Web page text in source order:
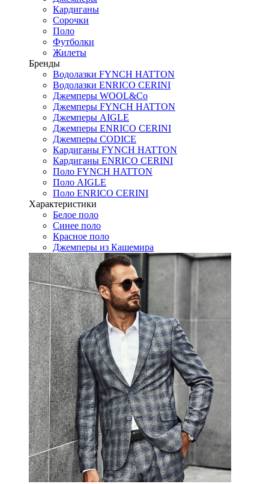
Кардиганы
Сорочки
Поло
Футболки
Жилеты
Бренды
Водолазки FYNCH HATTON
Водолазки ENRICO CERINI
Джемперы WOOL&Co
Джемперы FYNCH HATTON
Джемперы AIGLE
Джемперы ENRICO CERINI
Джемперы CODICE
Кардиганы FYNCH HATTON
Кардиганы ENRICO CERINI
Поло FYNCH HATTON
Поло AIGLE
Поло ENRICO CERINI
Характеристики
Белое поло
Синее поло
Красное поло
Джемперы из Кашемира